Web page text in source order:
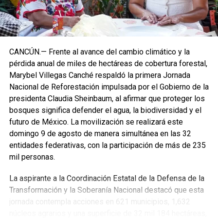
Ambas organizaciones coincidieron en que uno de los
principales desafíos del sector continúa siendo la
atracción y retención del talento humano, ante la constante
apertura de hoteles y restaurantes. El convenio permitirá
compartir mejores prácticas, impulsar programas de
capacitación y desarrollar esquemas de beneficios para
colaboradores, fortaleciendo su permanencia en los
centros de trabajo.
Finalmente, ACOTUR reiteró que será un aliado estratégico
para promover el Pasaporte Gastronómico entre los
huéspedes de los clubes vacacionales, facilitando su
acceso a experiencias culinarias auténticas y de calidad,
mientras se impulsa la cadena de valor turística y la
derrama económica en beneficio de Quintana Roo.
CANCÚN.— Frente al avance del cambio climático y la
pérdida anual de miles de hectáreas de cobertura forestal,
Marybel Villegas Canché respaldó la primera Jornada
Nacional de Reforestación impulsada por el Gobierno de la
presidenta Claudia Sheinbaum, al afirmar que proteger los
bosques significa defender el agua, la biodiversidad y el
futuro de México. La movilización se realizará este
domingo 9 de agosto de manera simultánea en las 32
entidades federativas, con la participación de más de 235
mil personas.
La aspirante a la Coordinación Estatal de la Defensa de la
Transformación y la Soberanía Nacional destacó que esta
jornada contempla acciones en 621 municipios, 1,632